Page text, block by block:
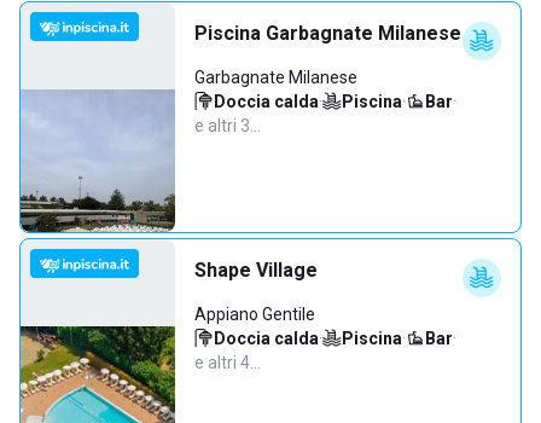
Piscina Garbagnate Milanese
Garbagnate Milanese
Doccia calda· Piscina· Bar·
e altri 3…
Shape Village
Appiano Gentile
Doccia calda· Piscina· Bar·
e altri 4…